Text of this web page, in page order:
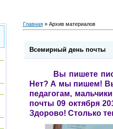
Главная» Архив материалов
Всемирный день почты
Вы пишете
Нет? А мы пишем!
педагогам,
почты 09 октября
Здорово! Столько